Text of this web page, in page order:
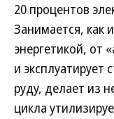
20 процентов
Занимается, как
энергетикой, от
и эксплуатирует
руду, делает из
цикла